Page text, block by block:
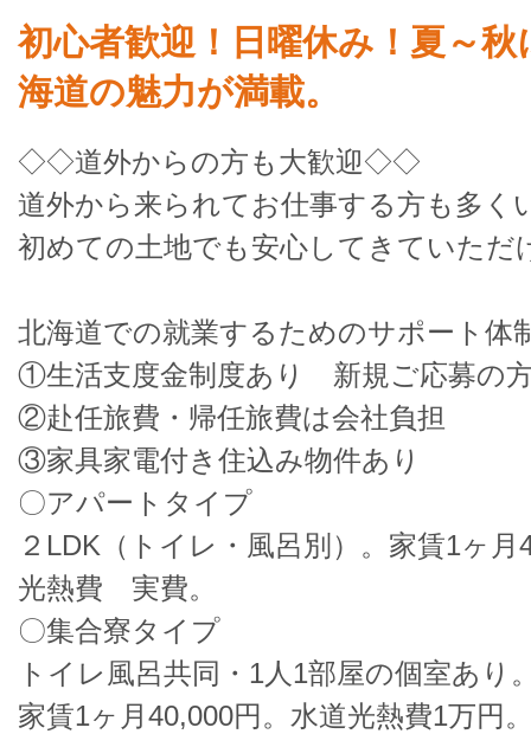
初心者歓迎！日曜休み！夏～
海道の魅力が満載。
◇◇道外からの方も大歓迎◇◇
道外から来られてお仕事する方も多く
初めての土地でも安心してきていただ
北海道での就業するためのサポート体
①生活支度金制度あり 新規ご応募の
②赴任旅費・帰任旅費は会社負担
③家具家電付き住込み物件あり
〇アパートタイプ
２LDK（トイレ・風呂別）。家賃1ヶ月
光熱費 実費。
〇集合寮タイプ
トイレ風呂共同・1人1部屋の個室あり
家賃1ヶ月40,000円。水道光熱費1万円